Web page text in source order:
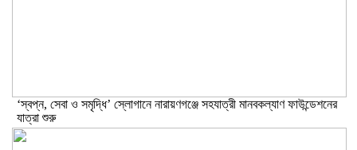
‘স্বপ্ন, সেবা ও সমৃদ্ধি’ স্লোগানে নারায়ণগঞ্জে সহযাত্রী মানবকল্যাণ ফাউন্ডেশনের
যাত্রা শুরু